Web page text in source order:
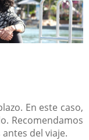
En este caso,
Recomendamos
del viaje.